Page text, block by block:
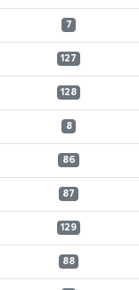
7
127
128
8
86
87
129
88